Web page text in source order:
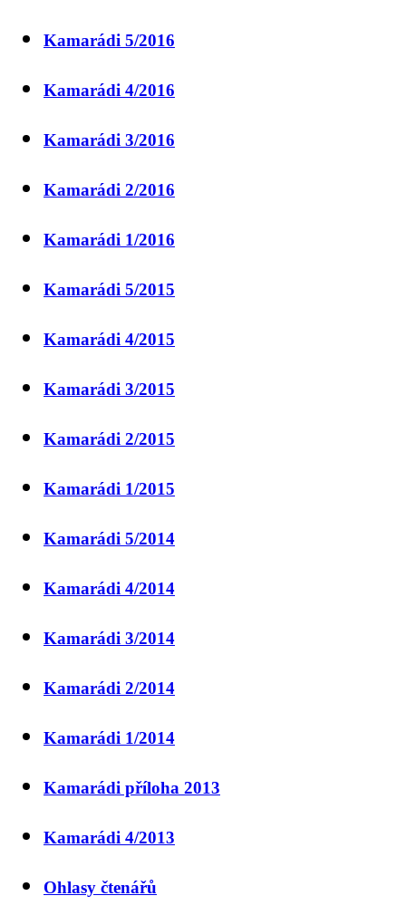
Kamarádi 5/2016
Kamarádi 4/2016
Kamarádi 3/2016
Kamarádi 2/2016
Kamarádi 1/2016
Kamarádi 5/2015
Kamarádi 4/2015
Kamarádi 3/2015
Kamarádi 2/2015
Kamarádi 1/2015
Kamarádi 5/2014
Kamarádi 4/2014
Kamarádi 3/2014
Kamarádi 2/2014
Kamarádi 1/2014
Kamarádi příloha 2013
Kamarádi 4/2013
Ohlasy čtenářů